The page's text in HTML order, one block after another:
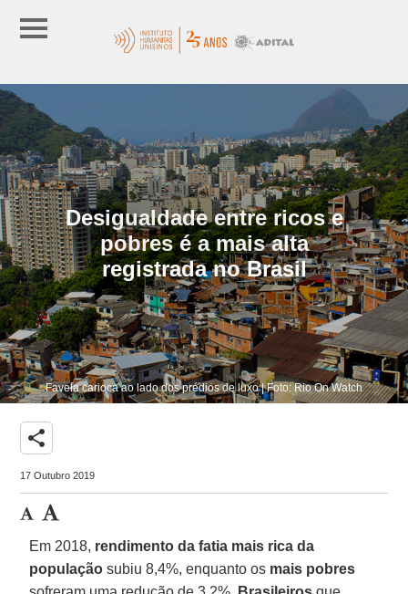
Desigualdade entre ricos e
pobres é a mais alta
registrada no Brasil
Favela carioca ao lado dos prédios de luxo | Foto: Rio On Watch
share
17 Outubro 2019
Em 2018, rendimento da fatia mais rica da
população subiu 8,4%, enquanto os mais pobres